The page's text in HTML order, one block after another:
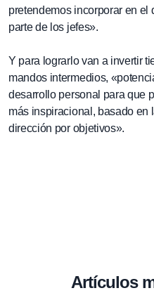
pretendemos incorporar en
parte de los jefes».
Y para lograrlo van a invertir
mandos intermedios,
desarrollo personal para que
más inspiracional, basado en
dirección por objetivos».
Artículos